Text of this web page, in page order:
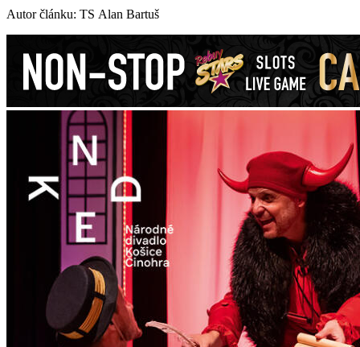
Autor článku: TS Alan Bartuš